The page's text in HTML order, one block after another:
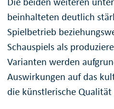
beinhalteten deutlich
Spielbetrieb
Schauspiels als
Varianten werden
Auswirkungen auf das
die künstlerische